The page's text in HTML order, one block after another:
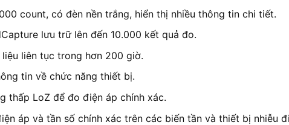
count, có đèn nền trắng, hiển thị nhiều thông tin chi tiết.
lưu trữ lên đến 10.000 kết quả đo.
liên tục trong hơn 200 giờ.
tin về chức năng thiết bị.
thấp LoZ để đo điện áp chính xác.
áp và tần số chính xác trên các biến tần và thiết bị nhiễu